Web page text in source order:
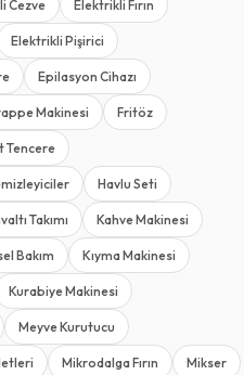
Cezve Elektrikli Fırın
Elektrikli Pişirici
Epilasyon Cihazı
Makinesi Fritöz
Tencere
Havlu Seti
Takımı Kahve Makinesi
Bakım Kıyma Makinesi
Kurabiye Makinesi
Meyve Kurutucu
Mikrodalga Fırın Mikser